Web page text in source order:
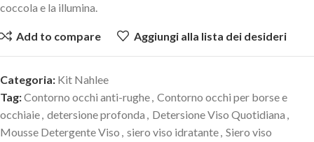
coccola e la illumina.
Add to compare Aggiungi alla lista dei desideri
Categoria: Kit Nahlee
Tag:Contorno occhi anti-rughe, Contorno occhi per borse e
occhiaie, detersione profonda , Detersione Viso Quotidiana ,
Mousse Detergente Viso , siero viso idratante, Siero viso